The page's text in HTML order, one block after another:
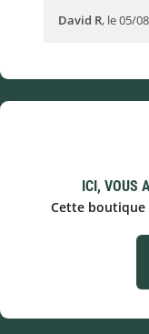
David R, le 05/
ICI, VOUS
Cette boutique